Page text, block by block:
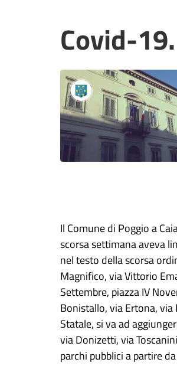
Covid-
Il Comune di Poggio a
scorsa settimana aveva
nel testo della scorsa
Magnifico, via Vittorio
Settembre, piazza IV
Bonistallo, via Ertona, via
Statale, si va ad
via Donizetti, via
parchi pubblici a partire